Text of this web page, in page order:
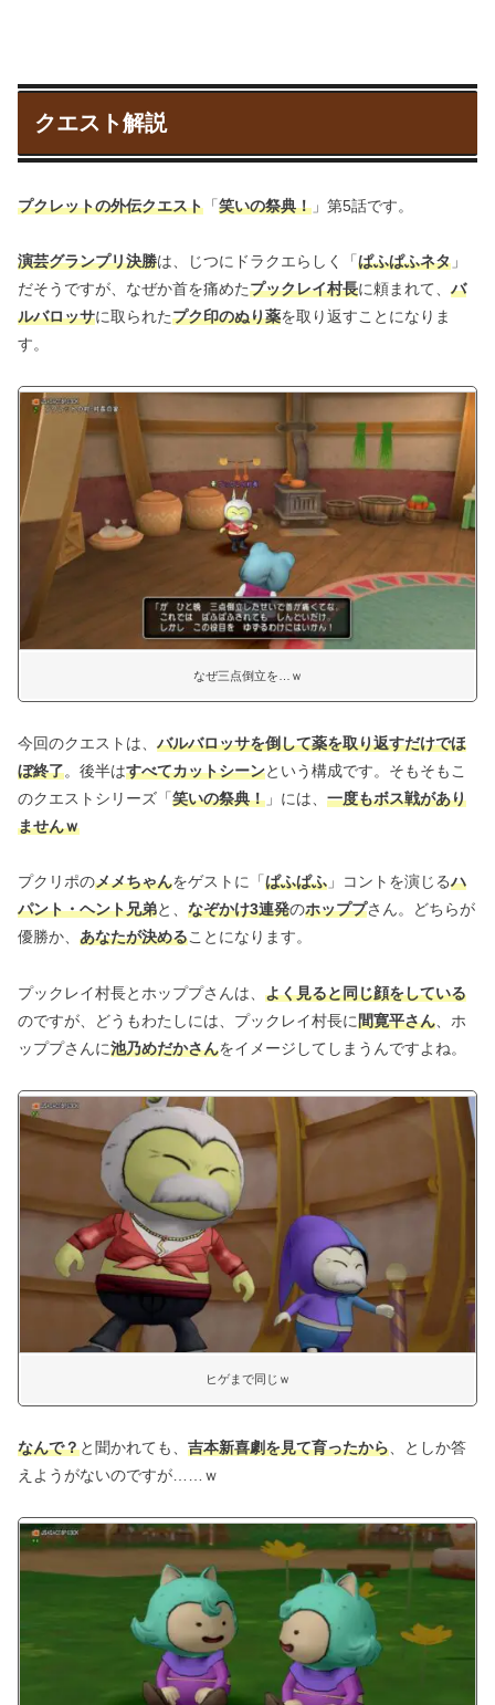
クエスト解説
プクレットの外伝クエスト 「笑いの祭典！ 」第5話です。
演芸グランプリ決勝は、じつにドラクエらしく「ぱふぱふネタ 」
だそうですが、なぜか首を痛めたプックレイ村長に頼まれて、 バ
ルバロッサに取られたプク印のぬり薬を取り返すことになりま
す。
なぜ三点倒立を…ｗ
今回のクエストは、 バルバロッサを倒して薬を取り返すだけでほ
ぼ終了。後半はすべてカットシーンという構成です。そもそもこ
のクエストシリーズ「笑いの祭典！ 」には、 一度もボス戦があり
ませんｗ
プクリポのメメちゃんをゲストに「ぱふぱふ 」コントを演じるハ
パント・ヘント兄弟と、 なぞかけ3連発のホッププさん。どちらが
優勝か、 あなたが決めることになります。
プックレイ村長とホッププさんは、 よく見ると同じ顔をしている
のですが、どうもわたしには、プックレイ村長に間寛平さん 、ホ
ッププさんに池乃めだかさんをイメージしてしまうんですよね。
ヒゲまで同じｗ
なんで？と聞かれても、 吉本新喜劇を見て育ったから 、としか答
えようがないのですが……ｗ